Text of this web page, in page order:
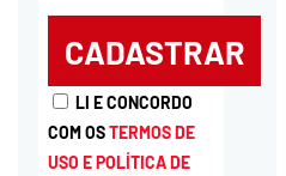
LI E CONCORDO
COM OSTERMOS DE
USO E POLÍTICA DE